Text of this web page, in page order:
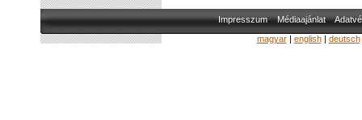
Impresszum Médiaajánlat
magyar| english| deutsch